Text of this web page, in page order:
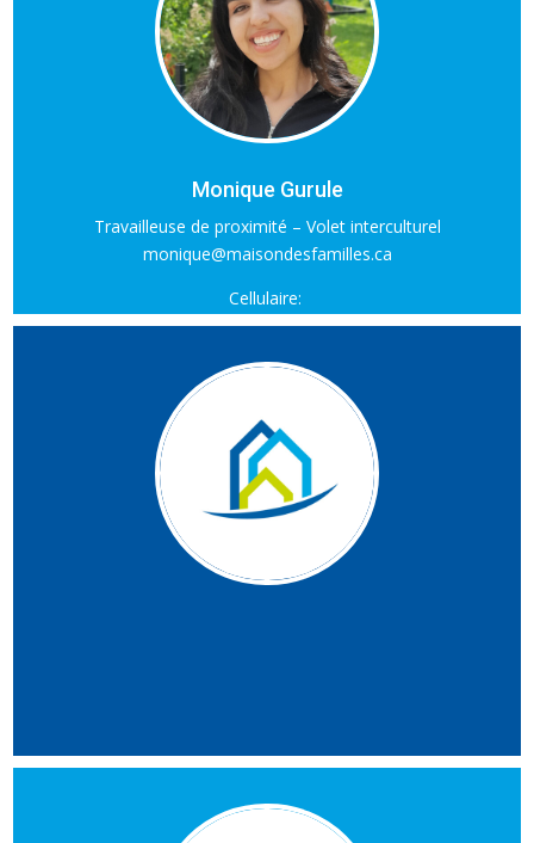
Monique Gurule
Travailleuse de proximité – Volet interculturel
monique@maisondesfamilles.ca
Cellulaire: